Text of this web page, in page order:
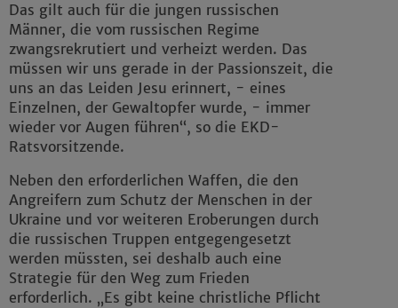
Das gilt auch für die jungen russischen
Männer, die vom russischen Regime
zwangsrekrutiert und verheizt werden. Das
müssen wir uns gerade in der Passionszeit, die
uns an das Leiden Jesu erinnert, - eines
Einzelnen, der Gewaltopfer wurde, - immer
wieder vor Augen führen“, so die EKD-
Ratsvorsitzende.
Neben den erforderlichen Waffen, die den
Angreifern zum Schutz der Menschen in der
Ukraine und vor weiteren Eroberungen durch
die russischen Truppen entgegengesetzt
werden müssten, sei deshalb auch eine
Strategie für den Weg zum Frieden
erforderlich. „Es gibt keine christliche Pflicht